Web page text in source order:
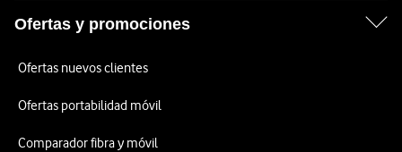
Ofertas y promociones
Ofertas nuevos clientes
Ofertas portabilidad móvil
Comparador fibra y móvil